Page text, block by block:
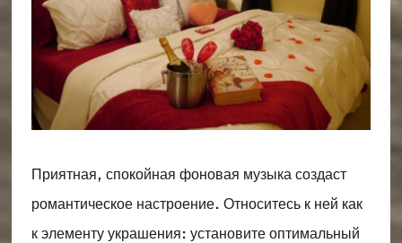
Приятная, спокойная фоновая музыка создаст
романтическое настроение. Относитесь к ней как
к элементу украшения: установите оптимальный